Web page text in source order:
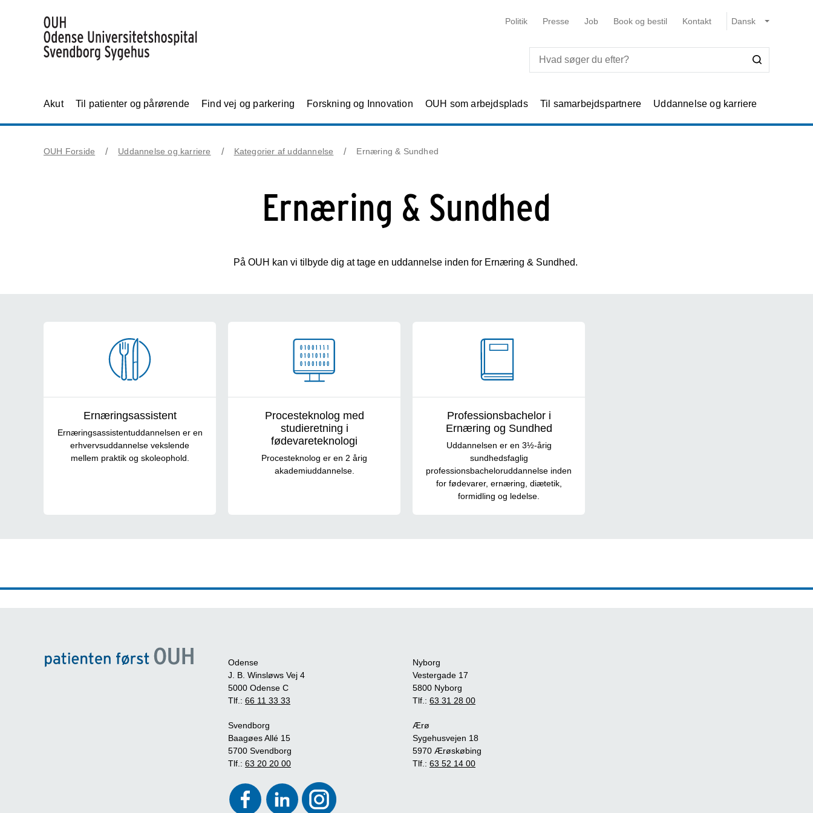
Politik Presse Job Book og bestil Kontakt
Akut Til patienter og pårørende Find vej og parkering Forskning og Innovation OUH som arbejdsplads Til samarbejdspartnere Uddannelse og karriere
OUH Forside Uddannelse og karriere Kategorier af uddannelse Ernæring & Sundhed
Ernæring & Sundhed
På OUH kan vi tilbyde dig at tage en uddannelse inden for Ernæring & Sundhed.
Ernæringsassistent
Ernæringsassistentuddannelsen er en
erhvervsuddannelse vekslende
mellem praktik og skoleophold.
Procesteknolog med
studieretning i
fødevareteknologi
Procesteknolog er en 2 årig
akademiuddannelse.
Professionsbachelor i
Ernæring og Sundhed
Uddannelsen er en 3½-årig
sundhedsfaglig
professionsbacheloruddannelse inden
for fødevarer, ernæring, diætetik,
formidling og ledelse.
Odense
J. B. Winsløws Vej 4
5000 Odense C
Tlf.: 66 11 33 33
Svendborg
Baagøes Allé 15
5700 Svendborg
Tlf.: 63 20 20 00
Nyborg
Vestergade 17
5800 Nyborg
Tlf.: 63 31 28 00
Ærø
Sygehusvejen 18
5970 Ærøskøbing
Tlf.: 63 52 14 00